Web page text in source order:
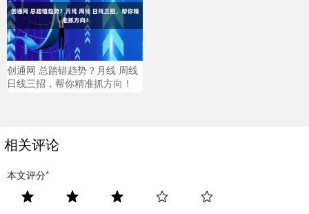
创通网 总踏错趋势？月线 周线
日线三招，帮你精准抓方向！
相关评论
本文评分*